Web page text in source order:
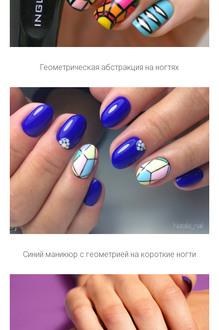
Геометрическая абстракция на ногтях
Синий маникюр с геометрией на короткие ногти